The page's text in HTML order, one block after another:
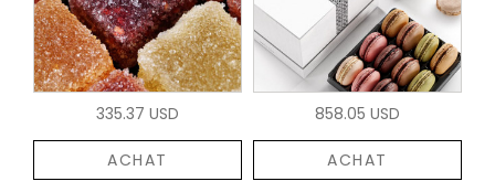
335.37 USD
ACHAT
858.05 USD
ACHAT